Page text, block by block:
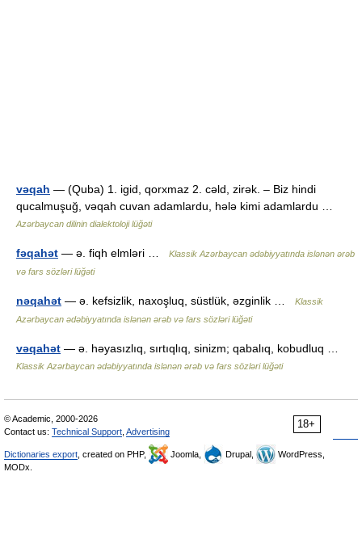
vəqah — (Quba) 1. igid, qorxmaz 2. cəld, zirək. – Biz hindi
qucalmuşuğ, vəqah cuvan adamlardu, hələ kimi adamlardu …
Azərbaycan dilinin dialektoloji lüğəti
fəqahət — ə. fiqh elmləri …
Klassik Azərbaycan ədəbiyyatında islənən ərəb
və fars sözləri lüğəti
nəqahət — ə. kefsizlik, naxoşluq, süstlük, əzginlik …
Klassik
Azərbaycan ədəbiyyatında islənən ərəb və fars sözləri lüğəti
vəqahət — ə. həyasızlıq, sırtıqlıq, sinizm; qabalıq, kobudluq …
Klassik Azərbaycan ədəbiyyatında islənən ərəb və fars sözləri lüğəti
18+
© Academic, 2000-2026
Contact us: Technical Support Advertising
Dictionaries export , created on PHP, Joomla, Drupal,
WordPress,
MODx.